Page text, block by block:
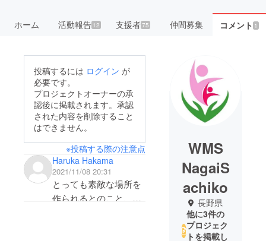
ホーム 活動報告12 支援者75 仲間募集 コメント 1
投稿するには ログイン が
必要です。
プロジェクトオーナーの承
認後に掲載されます。承認
された内容を削除すること
はできません。
※投稿する際の注意点
Haruka Hakama
2021/11/08 20:31
とっても素敵な場所を
作られるとのこと、本
WMS
NagaiS
achiko
長野県
他に3件の
プロジェク
トを掲載し